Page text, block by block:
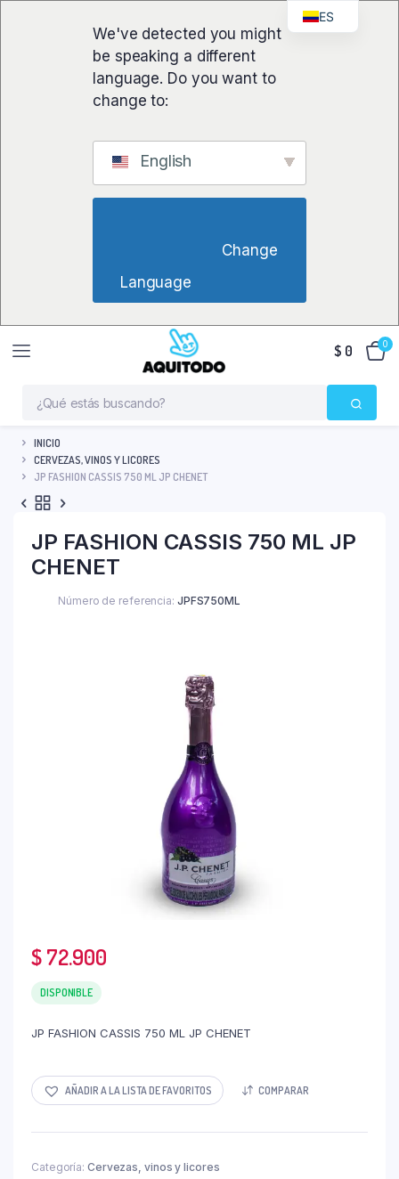
We've detected you might
be speaking a different
language. Do you want to
change to:
English
Language
$ 0 0
INICIO
CERVEZAS, VINOS Y LICORES
JP FASHION CASSIS 750 ML JP CHENET
JP FASHION CASSIS 750 ML JP
CHENET
Número de referencia: JPFS750ML
$72.900
DISPONIBLE
JP FASHION CASSIS 750 ML JP CHENET
AÑADIR A LA LISTA DE FAVORITOS COMPARAR
Categoría: Cervezas, vinos y licores
ES